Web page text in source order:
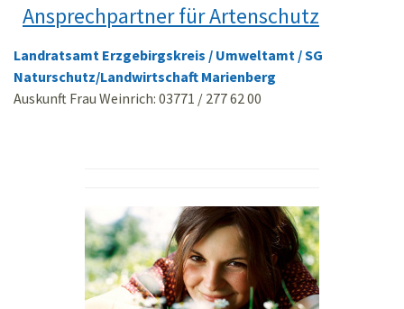
Ansprechpartner für Artenschutz
Landratsamt Erzgebirgskreis / Umweltamt / SG
Naturschutz/Landwirtschaft Marienberg
Auskunft Frau Weinrich: 03771 / 277 62 00